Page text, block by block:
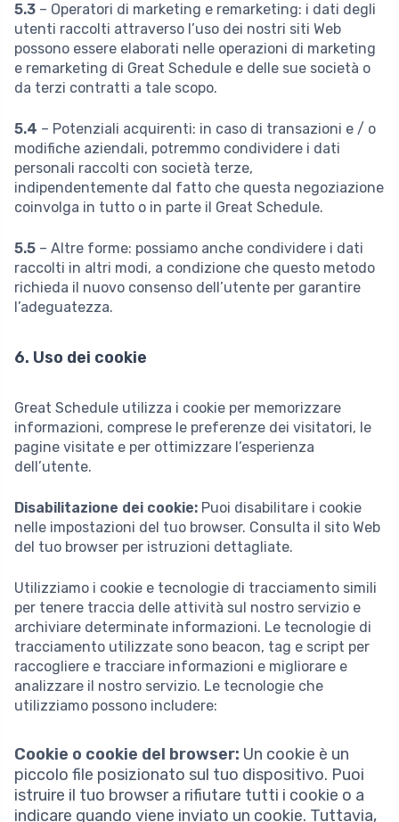
5.3 – Operatori di marketing e remarketing: i dati degli
utenti raccolti attraverso l’uso dei nostri siti Web
possono essere elaborati nelle operazioni di marketing
e remarketing di Great Schedule e delle sue società o
da terzi contratti a tale scopo.
5.4 – Potenziali acquirenti: in caso di transazioni e / o
modifiche aziendali, potremmo condividere i dati
personali raccolti con società terze,
indipendentemente dal fatto che questa negoziazione
coinvolga in tutto o in parte il Great Schedule.
5.5 – Altre forme: possiamo anche condividere i dati
raccolti in altri modi, a condizione che questo metodo
richieda il nuovo consenso dell’utente per garantire
l’adeguatezza.
6. Uso dei cookie
Great Schedule utilizza i cookie per memorizzare
informazioni, comprese le preferenze dei visitatori, le
pagine visitate e per ottimizzare l’esperienza
dell’utente.
Disabilitazione dei cookie: Puoi disabilitare i cookie
nelle impostazioni del tuo browser. Consulta il sito Web
del tuo browser per istruzioni dettagliate.
Utilizziamo i cookie e tecnologie di tracciamento simili
per tenere traccia delle attività sul nostro servizio e
archiviare determinate informazioni. Le tecnologie di
tracciamento utilizzate sono beacon, tag e script per
raccogliere e tracciare informazioni e migliorare e
analizzare il nostro servizio. Le tecnologie che
utilizziamo possono includere:
Cookie o cookie del browser: Un cookie è un
piccolo file posizionato sul tuo dispositivo. Puoi
istruire il tuo browser a rifiutare tutti i cookie o a
indicare quando viene inviato un cookie. Tuttavia,